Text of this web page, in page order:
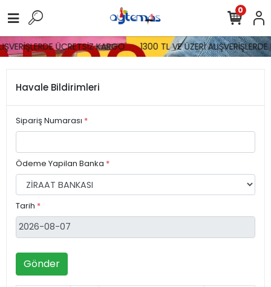
ÜCRETSİZ KARGO 1300 TL VE ÜZERİ
0
Havale Bildirimleri
Sipariş Numarası *
Ödeme Yapilan Banka *
Tarih *
Gönder